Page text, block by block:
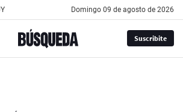
domingo 09 de agosto de 2026
Suscribite